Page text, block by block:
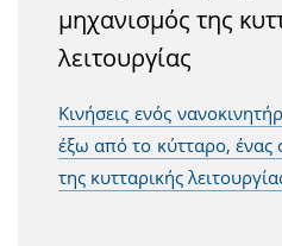
μηχανισμός της
λειτουργίας
Κινήσεις ενός
έξω από το κύτταρο, ένας
της κυτταρικής